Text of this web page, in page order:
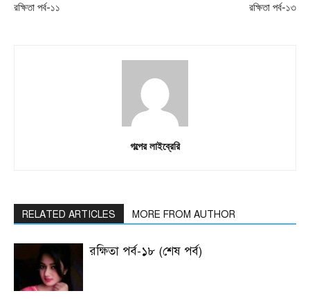
রক্ষিতা পর্ব-১১ রক্ষিতা পর্ব-১৩
গল্পের লাইব্রেরি
RELATED ARTICLES MORE FROM AUTHOR
রক্ষিতা পর্ব-১৮ (শেষ পর্ব)